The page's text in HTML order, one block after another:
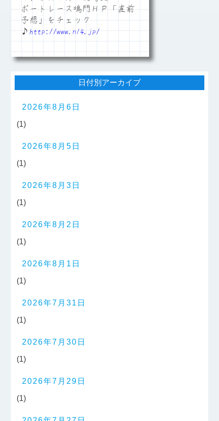
ボートレース鳴門ＨＰ「直前
予想」をチェック
♪ http://www.n14.jp/
日付別アーカイブ
2026年8月6日
(1)
2026年8月5日
(1)
2026年8月3日
(1)
2026年8月2日
(1)
2026年8月1日
(1)
2026年7月31日
(1)
2026年7月30日
(1)
2026年7月29日
(1)